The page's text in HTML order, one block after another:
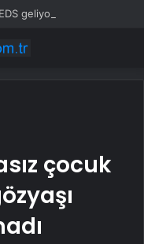
geliyor
çocuk